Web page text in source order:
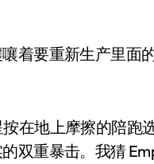
着要重新生产里面
按在地上摩擦的陪
双重暴击。我猜